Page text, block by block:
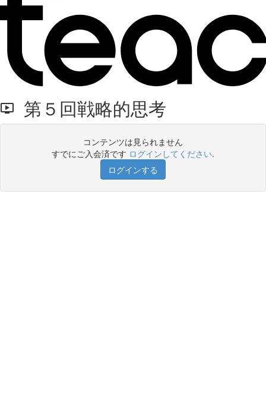
第５回戦略的思考
コンテンツは見られません
すでにご入会済です ログインしてください.
ログインする